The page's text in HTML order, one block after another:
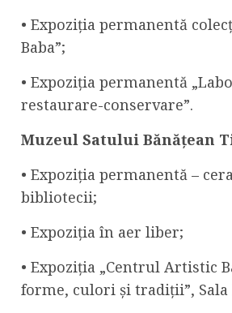
• Expoziția permanentă
Baba”;
• Expoziția permanentă
restaurare-conservare”.
Muzeul Satului Bănățean
• Expoziția permanentă –
bibliotecii;
• Expoziția în aer liber;
• Expoziția „Centrul Artistic
forme, culori și tradiții”, Sala